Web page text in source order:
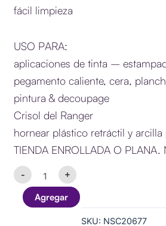
fácil limpieza
USO PARA:
aplicaciones de tinta –
pegamento caliente, cera,
pintura & decoupage
Crisol del Ranger
hornear plástico retráctil y arcilla
TIENDA ENROLLADA O PLANA.
-
Ranger
Ink
Inkssentials
Hoja
+
Agregar
SKU: NSC20677